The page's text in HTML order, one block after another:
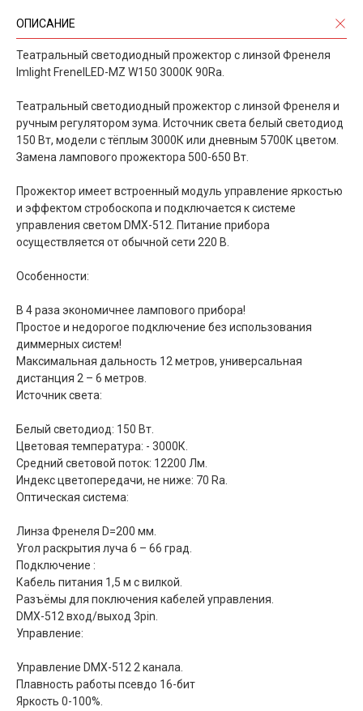
ОПИСАНИЕ
Театральный светодиодный прожектор с линзой Френеля
Imlight FrenelLED-MZ W150 3000К 90Ra.
Театральный светодиодный прожектор с линзой Френеля и
ручным регулятором зума. Источник света белый светодиод
150 Вт, модели с тёплым 3000К или дневным 5700К цветом.
Замена лампового прожектора 500-650 Вт.
Прожектор имеет встроенный модуль управление яркостью
и эффектом стробоскопа и подключается к системе
управления светом DMX-512. Питание прибора
осуществляется от обычной сети 220 В.
Особенности:
В 4 раза экономичнее лампового прибора!
Простое и недорогое подключение без использования
диммерных систем!
Максимальная дальность 12 метров, универсальная
дистанция 2 – 6 метров.
Источник света:
Белый светодиод: 150 Вт.
Цветовая температура: - 3000К.
Средний световой поток: 12200 Лм.
Индекс цветопередачи, не ниже: 70 Ra.
Оптическая система:
Линза Френеля D=200 мм.
Угол раскрытия луча 6 – 66 град.
Подключение :
Кабель питания 1,5 м с вилкой.
Разъёмы для поключения кабелей управления.
DMX-512 вход/выход 3pin.
Управление:
Управление DMX-512 2 канала.
Плавность работы псевдо 16-бит
Яркость 0-100%.